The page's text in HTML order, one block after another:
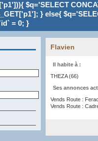
$q='SELECT
} else{
= 0; }
Flavien
Il habite à :
THEZA (66)
Ses annonces
Vends Route :
Vends Route :